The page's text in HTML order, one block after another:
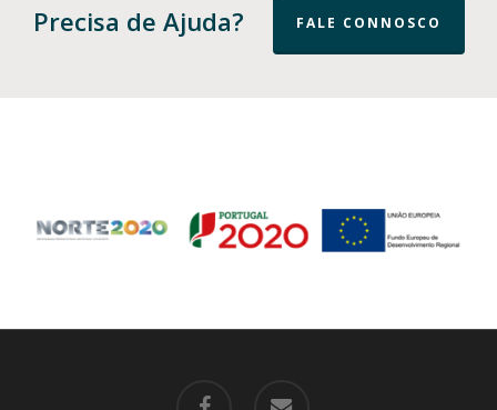
Precisa de Ajuda? FALE CONNOSCO
facebook